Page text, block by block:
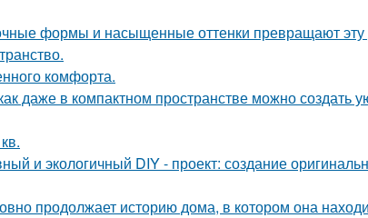
формы и насыщенные оттенки превращают
комфорта.
даже в компактном пространстве можно
и экологичный DIY - проект: создание
продолжает историю дома, в котором она